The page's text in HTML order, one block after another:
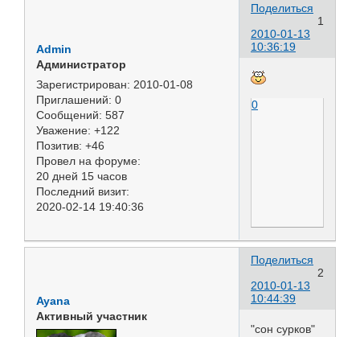
Поделиться
1
2010-01-13
10:36:19
Admin
Администратор
Зарегистрирован: 2010-01-08
Приглашений: 0
Сообщений: 587
Уважение: +122
Позитив: +46
Провел на форуме:
20 дней 15 часов
Последний визит:
2020-02-14 19:40:36
0
Поделиться
2
2010-01-13
10:44:39
Ayana
Активный участник
"сон сурков"